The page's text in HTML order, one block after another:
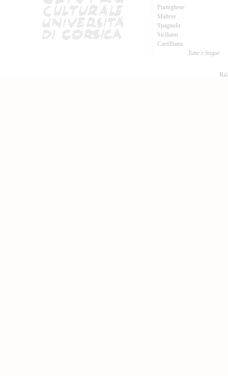
Purtughese
Maltese
Spagnolu
Sicilianu
Castillianu
Tutte e lingue